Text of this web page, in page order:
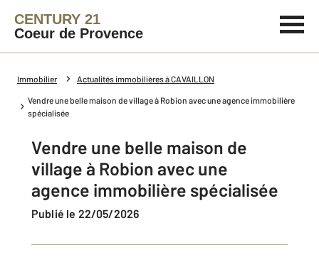
CENTURY 21
Coeur de Provence
Immobilier Actualités immobilières à CAVAILLON
Vendre une belle maison de village à Robion avec une agence immobilière
spécialisée
Vendre une belle maison de
village à Robion avec une
agence immobilière spécialisée
Publié le 22/05/2026